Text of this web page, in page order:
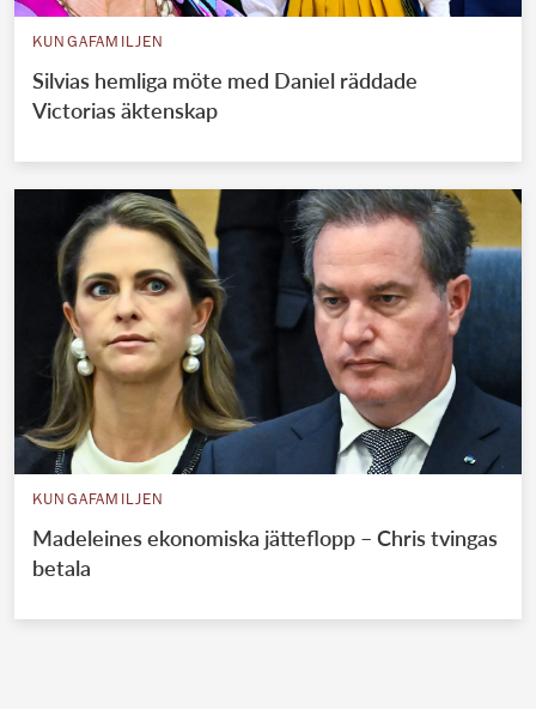
KUNGAFAMILJEN
Silvias hemliga möte med Daniel räddade
Victorias äktenskap
KUNGAFAMILJEN
Madeleines ekonomiska jätteflopp – Chris tvingas
betala